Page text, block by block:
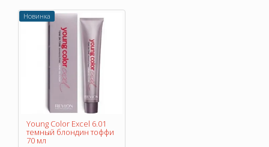
Новинка
Young Color Excel 6.01
темный блондин тоффи
70 мл